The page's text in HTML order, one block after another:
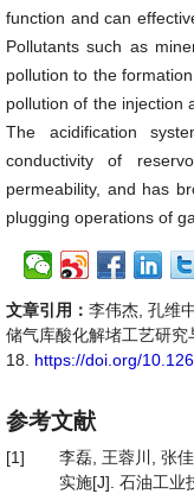
function and can
Pollutants such as
pollution to the
pollution of the injection
The acidification
conductivity of
permeability, and has
plugging operations of
文章引用： 李伟杰, 孔维
储气库酸化解堵工艺研
18. https://doi.org/
参考文献
[1]
李磊, 王蓉川, 张
实施[J]. 石油工业